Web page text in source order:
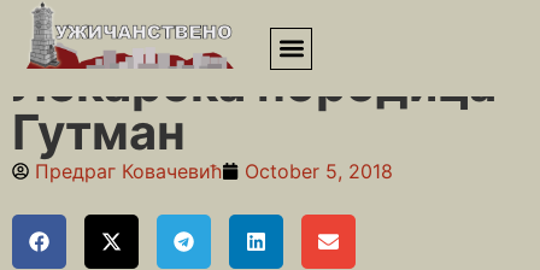
Почетна»Други светски рат Лекарска породица Гутман
Лекарска породица
Гутман
Предраг Ковачевић October 5, 2018